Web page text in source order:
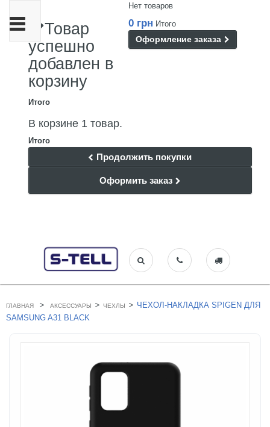
Нет товаров
0 грн Итого
Оформление заказа
Товар
успешно
добавлен в
корзину
Итого
В корзине 1 товар.
Итого
Продолжить покупки
Оформить заказ
Переключить
навигации
ГЛАВНАЯ > АКСЕССУАРЫ > ЧЕХЛЫ > ЧЕХОЛ-НАКЛАДКА SPIGEN ДЛЯ
SAMSUNG A31 BLACK